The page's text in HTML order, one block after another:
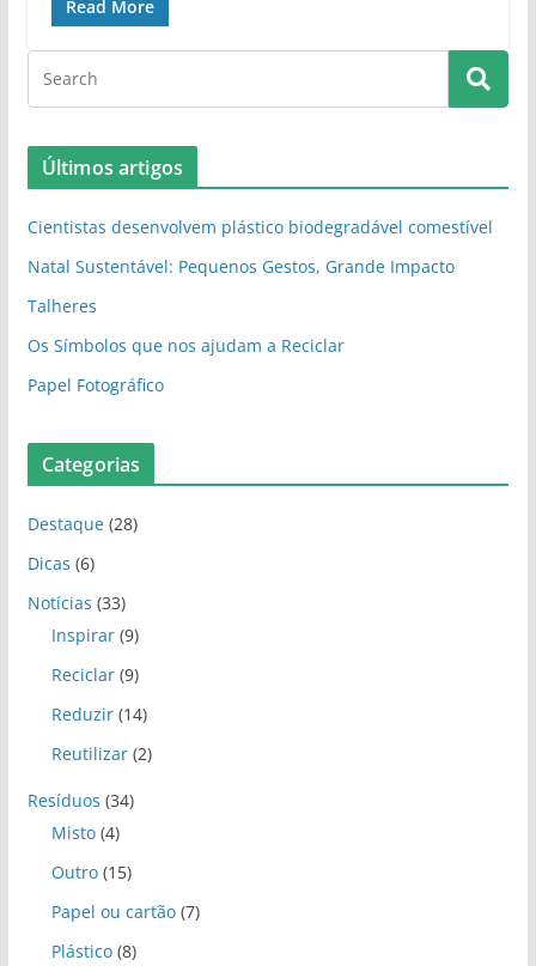
Read More
Últimos artigos
Cientistas desenvolvem plástico biodegradável comestível
Natal Sustentável: Pequenos Gestos, Grande Impacto
Talheres
Os Símbolos que nos ajudam a Reciclar
Papel Fotográfico
Categorias
Destaque(28)
Dicas (6)
Notícias (33)
Inspirar(9)
Reciclar(9)
Reduzir(14)
Reutilizar(2)
Resíduos (34)
Misto(4)
Outro(15)
Papel ou cartão(7)
Plástico(8)